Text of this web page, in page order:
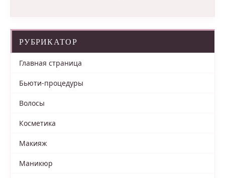
РУБРИКАТОР
Главная страница
Бьюти-процедуры
Волосы
Косметика
Макияж
Маникюр